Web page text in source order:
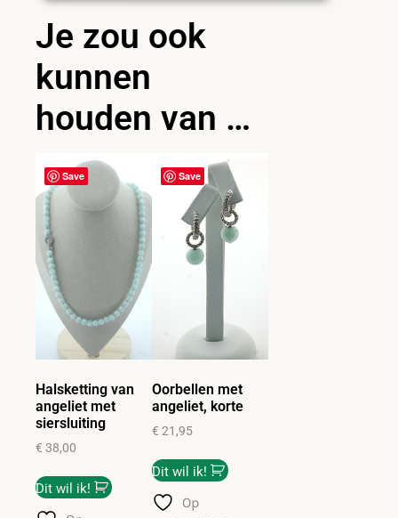
Je zou ook
kunnen
houden van …
Save
Halsketting van
angeliet met
siersluiting
€ 38,00
Dit wil ik!
Save
Oorbellen met
angeliet, korte
€ 21,95
Dit wil ik!
Op